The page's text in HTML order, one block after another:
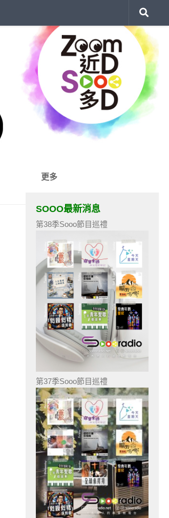
更多
SOOO最新消息
第38季Sooo節目巡禮
第37季Sooo節目巡禮